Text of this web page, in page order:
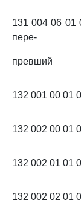
131 004 06 01
пере-
превший
132 001 00 01
132 002 00 01
132 002 01 01
132 002 02 01